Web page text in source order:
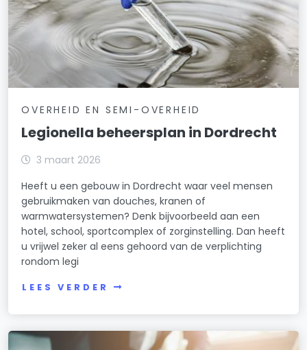
OVERHEID EN SEMI-OVERHEID
Legionella beheersplan in Dordrecht
3 maart 2026
Heeft u een gebouw in Dordrecht waar veel mensen
gebruikmaken van douches, kranen of
warmwatersystemen? Denk bijvoorbeeld aan een
hotel, school, sportcomplex of zorginstelling. Dan heeft
u vrijwel zeker al eens gehoord van de verplichting
rondom legi
LEES VERDER